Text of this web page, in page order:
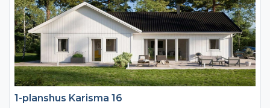
1-planshus Karisma 16